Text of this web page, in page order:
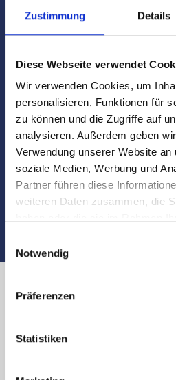
Zustimmung Details
Diese Webseite verwendet
Wir verwenden Cookies, um
personalisieren, Funktionen für
zu können und die Zugriffe auf
analysieren. Außerdem geben
Verwendung unserer Website
soziale Medien, Werbung und
Partner führen diese
weiteren Daten zusammen, die
Notwendig
Präferenzen
Statistiken
Vorbereitung und
Notartermins
Marktdaten
Besichtigungen
Begleitung und
Übergabe
Auch nach dem
Neunhofer